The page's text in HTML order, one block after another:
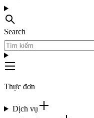
Search
Thực đơn
Dịch vụ